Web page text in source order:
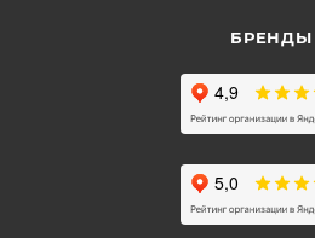
БРЕНДЫ